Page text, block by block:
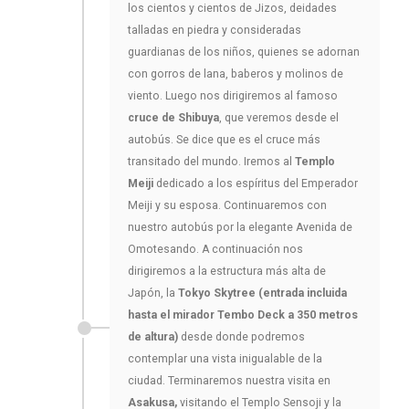
los cientos y cientos de Jizos, deidades
talladas en piedra y consideradas
guardianas de los niños, quienes se adornan
con gorros de lana, baberos y molinos de
viento. Luego nos dirigiremos al famoso
cruce de Shibuya , que veremos desde el
autobús. Se dice que es el cruce más
transitado del mundo. Iremos al Templo
Meiji dedicado a los espíritus del Emperador
Meiji y su esposa. Continuaremos con
nuestro autobús por la elegante Avenida de
Omotesando. A continuación nos
dirigiremos a la estructura más alta de
Japón, la Tokyo Skytree (entrada incluida
hasta el mirador Tembo Deck a 350 metros
de altura) desde donde podremos
contemplar una vista inigualable de la
ciudad. Terminaremos nuestra visita en
Asakusa, visitando el Templo Sensoji y la